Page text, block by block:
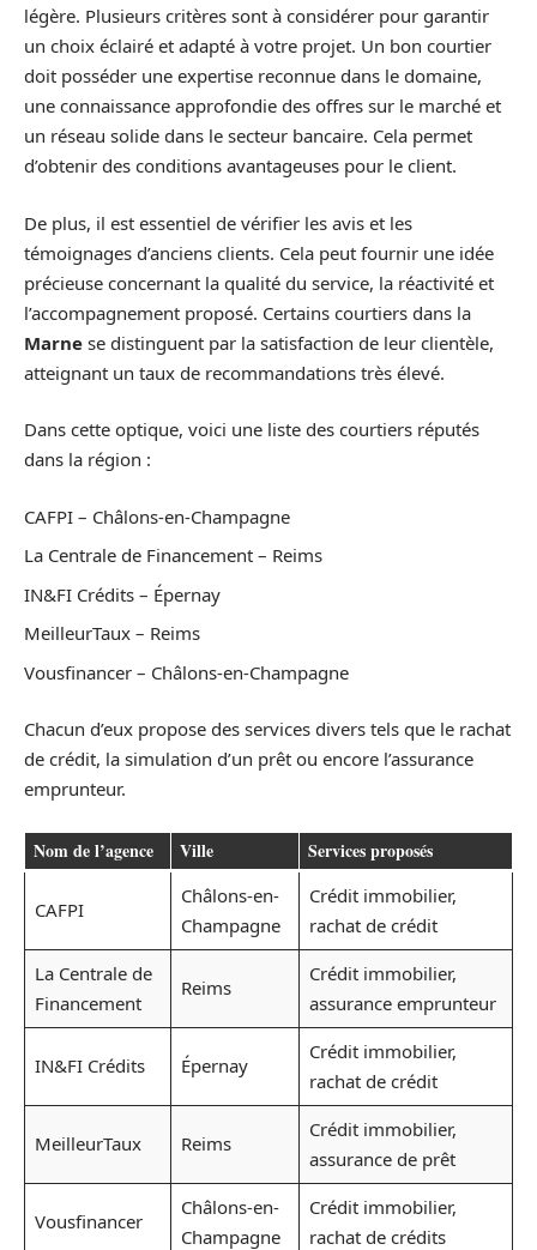
légère. Plusieurs critères sont à considérer pour garantir
un choix éclairé et adapté à votre projet. Un bon courtier
doit posséder une expertise reconnue dans le domaine,
une connaissance approfondie des offres sur le marché et
un réseau solide dans le secteur bancaire. Cela permet
d’obtenir des conditions avantageuses pour le client.
De plus, il est essentiel de vérifier les avis et les
témoignages d’anciens clients. Cela peut fournir une idée
précieuse concernant la qualité du service, la réactivité et
l’accompagnement proposé. Certains courtiers dans la
Marne se distinguent par la satisfaction de leur clientèle,
atteignant un taux de recommandations très élevé.
Dans cette optique, voici une liste des courtiers réputés
dans la région :
CAFPI – Châlons-en-Champagne
La Centrale de Financement – Reims
IN&FI Crédits – Épernay
MeilleurTaux – Reims
Vousfinancer – Châlons-en-Champagne
Chacun d’eux propose des services divers tels que le rachat
de crédit, la simulation d’un prêt ou encore l’assurance
emprunteur.
Nom de l’agence Ville Services proposés
CAFPI
Châlons-en-
Champagne
Crédit immobilier,
rachat de crédit
La Centrale de
Financement
Reims
Crédit immobilier,
assurance emprunteur
IN&FI Crédits Épernay
Crédit immobilier,
rachat de crédit
MeilleurTaux Reims
Crédit immobilier,
assurance de prêt
Vousfinancer
Châlons-en-
Champagne
Crédit immobilier,
rachat de crédits